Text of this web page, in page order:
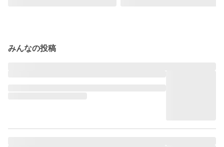
みんなの投稿